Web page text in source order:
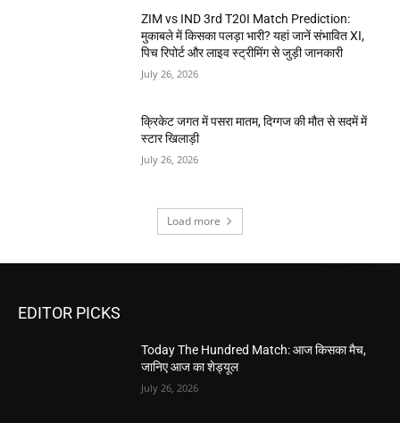
ZIM vs IND 3rd T20I Match Prediction:
मुकाबले में किसका पलड़ा भारी? यहां जानें संभावित XI,
पिच रिपोर्ट और लाइव स्ट्रीमिंग से जुड़ी जानकारी
July 26, 2026
क्रिकेट जगत में पसरा मातम, दिग्गज की मौत से सदमें में
स्टार खिलाड़ी
July 26, 2026
Load more
EDITOR PICKS
Today The Hundred Match: आज किसका मैच,
जानिए आज का शेड्यूल
July 26, 2026